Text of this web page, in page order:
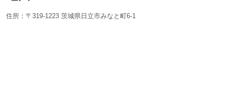
住所：〒319-1223 茨城県日立市みなと町6-1